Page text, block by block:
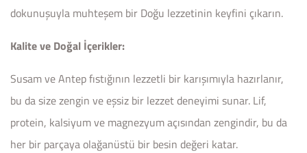
dokunuşuyla muhteşem bir Doğu lezzetinin keyfini çıkarın.
Kalite ve Doğal İçerikler:
Susam ve Antep fıstığının lezzetli bir karışımıyla hazırlanır,
bu da size zengin ve eşsiz bir lezzet deneyimi sunar. Lif,
protein, kalsiyum ve magnezyum açısından zengindir, bu da
her bir parçaya olağanüstü bir besin değeri katar.